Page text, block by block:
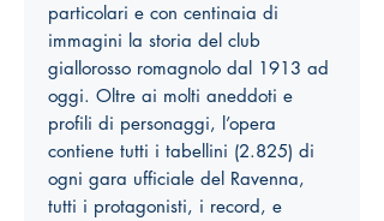
particolari e con centinaia di
immagini la storia del club
giallorosso romagnolo dal 1913 ad
oggi. Oltre ai molti aneddoti e
profili di personaggi, l’opera
contiene tutti i tabellini (2.825) di
ogni gara ufficiale del Ravenna,
tutti i protagonisti, i record, e